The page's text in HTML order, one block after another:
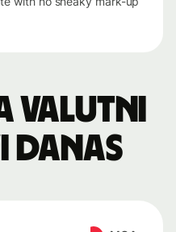
valutni
danas